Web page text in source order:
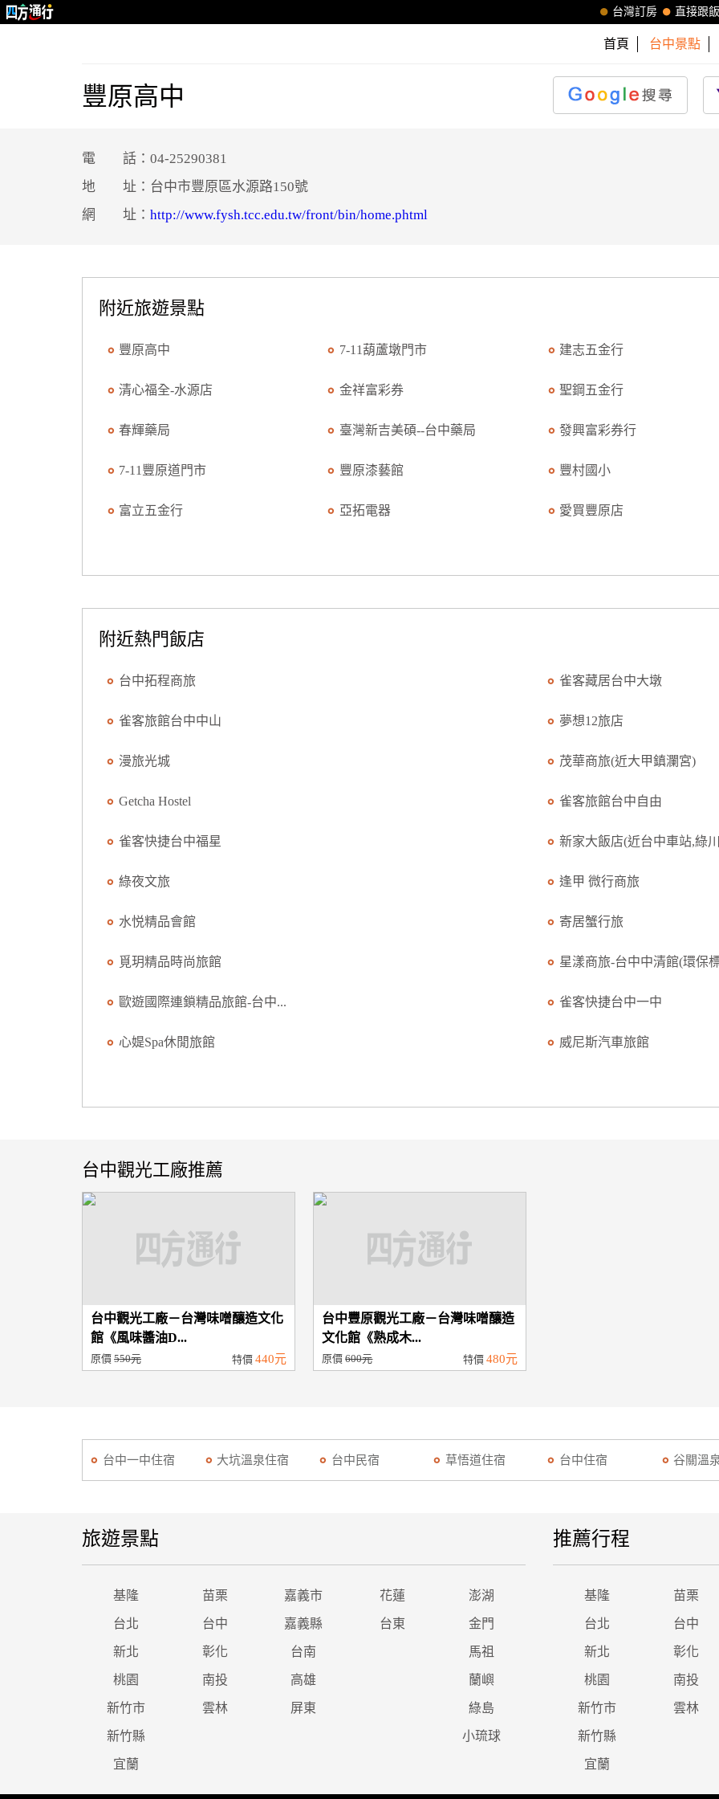
直接跟
台灣訂房
首頁 台中景點
豐原高中
電 話：04-25290381
地 址：台中市豐原區水源路150號
網 址： http://www.fysh.tcc.edu.tw/front/bin/home.phtml
附近旅遊景點
豐原高中 7-11葫蘆墩門市 建志五金行
清心福全-水源店 金祥富彩券 聖鋼五金行
春輝藥局 臺灣新吉美碩--台中藥局 發興富彩券行
7-11豐原道門市 豐原漆藝館 豐村國小
富立五金行 亞拓電器 愛買豐原店
附近熱門飯店
台中拓程商旅 雀客藏居台中大墩
雀客旅館台中中山 夢想12旅店
漫旅光城 茂華商旅(近大甲鎮瀾宮)
Getcha Hostel 雀客旅館台中自由
雀客快捷台中福星 新家大飯店(近台中車站,綠
綠夜文旅 逢甲 微行商旅
水悦精品會館 寄居蟹行旅
覓玥精品時尚旅館 星漾商旅-台中中清館(環保
歐遊國際連鎖精品旅館-台中... 雀客快捷台中一中
心媞Spa休閒旅館 威尼斯汽車旅館
台中觀光工廠推薦
台中觀光工廠－台灣味噌釀造文化
館《風味醬油D...
原價 550元 特價 440元
台中豐原觀光工廠－台灣味噌釀造
文化館《熟成木...
原價600元 特價480元
台中一中住宿 大坑溫泉住宿 台中民宿 草悟道住宿 台中住宿 谷關溫
旅遊景點
基隆 苗栗 嘉義市 花蓮 澎湖
台北 台中 嘉義縣 台東 金門
新北 彰化 台南 馬祖
桃園 南投 高雄 蘭嶼
新竹市 雲林 屏東 綠島
新竹縣 小琉球
宜蘭
推薦行程
基隆 苗栗
台北 台中
新北 彰化
桃園 南投
新竹市 雲林
新竹縣
宜蘭